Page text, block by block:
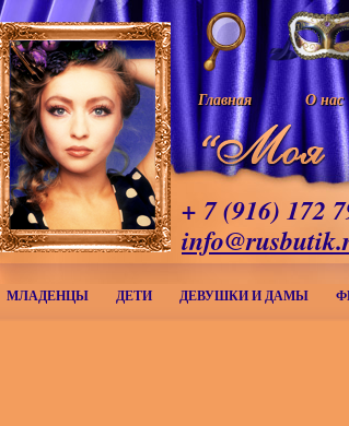
Главная О нас
+ 7 (916) 172
МЛАДЕНЦЫ ДЕТИ ДЕВУШКИ И ДАМЫ